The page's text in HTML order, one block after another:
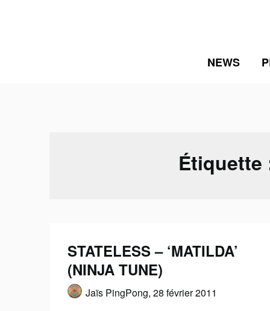
NEWS
Étiquette
STATELESS – ‘MATILDA’
(NINJA TUNE)
Jaïs PingPong, 28 février 2011